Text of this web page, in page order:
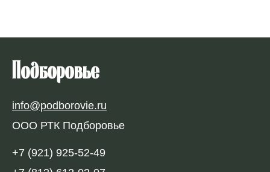
Подборовье
info@podborovie.ru
ООО РТК Подборовье
+7 (921) 925-52-49